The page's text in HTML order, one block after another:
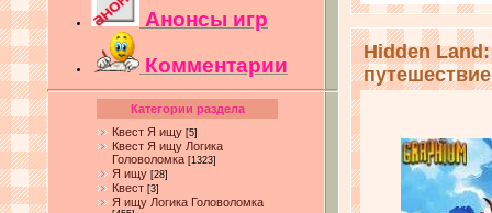
Анонсы игр
Комментарии
Категории раздела
Квест Я ищу [5]
Квест Я ищу Логика
Головоломка [1323]
Я ищу [28]
Квест [3]
Я ищу Логика Головоломка
Hidden
путешествие